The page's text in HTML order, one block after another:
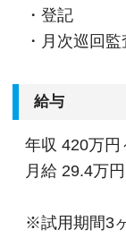
・登記
・月次巡回監
給与
年収 420万円
月給 29.4万円
※試用期間3